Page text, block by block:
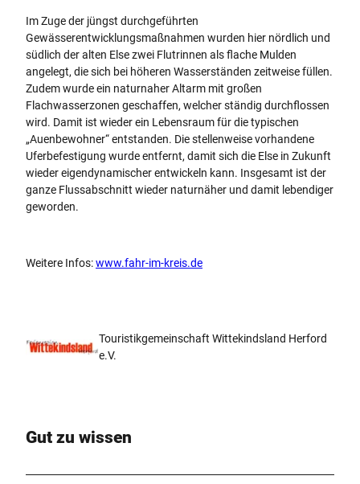
Im Zuge der jüngst durchgeführten
Gewässerentwicklungsmaßnahmen wurden hier nördlich und
südlich der alten Else zwei Flutrinnen als flache Mulden
angelegt, die sich bei höheren Wasserständen zeitweise füllen.
Zudem wurde ein naturnaher Altarm mit großen
Flachwasserzonen geschaffen, welcher ständig durchflossen
wird. Damit ist wieder ein Lebensraum für die typischen
„Auenbewohner“ entstanden. Die stellenweise vorhandene
Uferbefestigung wurde entfernt, damit sich die Else in Zukunft
wieder eigendynamischer entwickeln kann. Insgesamt ist der
ganze Flussabschnitt wieder naturnäher und damit lebendiger
geworden.
Weitere Infos:www.fahr-im-kreis.de
Touristikgemeinschaft Wittekindsland Herford
e.V.
Gut zu wissen